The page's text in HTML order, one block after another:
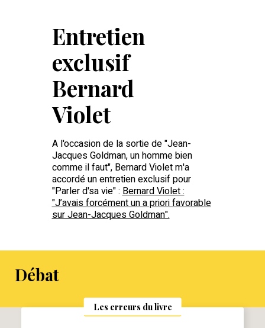
Entretien
exclusif
Bernard
Violet
A l'occasion de la sortie de "Jean-
Jacques Goldman, un homme bien
comme il faut", Bernard Violet m'a
accordé un entretien exclusif pour
"Parler d'sa vie" :Bernard Violet :
"J’avais forcément un a priori favorable
sur Jean-Jacques Goldman".
Débat
Les erreurs du livre